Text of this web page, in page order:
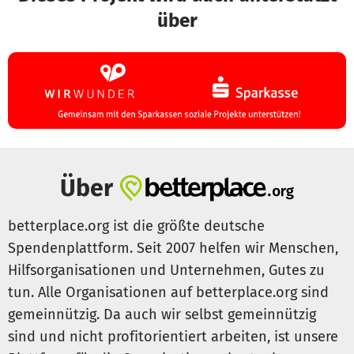
Väter in familiengerichtlichen Verfahren, die gegenüber
Partnerinnen gewalttätig sind / waren.
Zeitlicher Umfang:
Min. 3 Einzelgespräche, Elterngespräche in Kooperation
mit der Frauenhilfe München, sofern die Schutzinteressen
Einzelsitzungen zur Bearbeitung der Gewalt und Vor- und
Nachbereitung der Umgangskontakte des Vaters.
Rahmenbedingungen:
Eltern erklären sich im Familiengerichtlichen Verfahren
nach Sonderleitfaden "Münchener Modell" zur Teilnahme
und Mitwirkung entsprechend der definierten Vorgaben
bereit.
Die Durchführung der Beratungen und Gruppen liegt in den
über
Über
betterplace.org ist die größte deutsche
Spendenplattform. Seit 2007 helfen wir Menschen,
Hilfsorganisationen und Unternehmen, Gutes zu
tun. Alle Organisationen auf betterplace.org sind
gemeinnützig. Da auch wir selbst gemeinnützig
sind und nicht profitorientiert arbeiten, ist unsere